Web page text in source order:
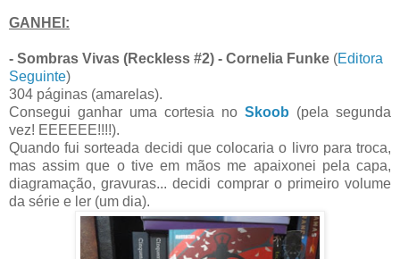
GANHEI:
- Sombras Vivas (Reckless #2) - Cornelia Funke (Editora
Seguinte)
304 páginas (amarelas).
Consegui ganhar uma cortesia no Skoob (pela segunda
vez! EEEEEE!!!!).
Quando fui sorteada decidi que colocaria o livro para troca,
mas assim que o tive em mãos me apaixonei pela capa,
diagramação, gravuras... decidi comprar o primeiro volume
da série e ler (um dia).